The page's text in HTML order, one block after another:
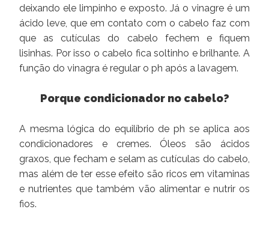
deixando ele limpinho e exposto. Já o vinagre é um
ácido leve, que em contato com o cabelo faz com
que as cutículas do cabelo fechem e fiquem
lisinhas. Por isso o cabelo fica soltinho e brilhante. A
função do vinagra é regular o ph após a lavagem.
Porque condicionador no cabelo?
A mesma lógica do equilíbrio de ph se aplica aos
condicionadores e cremes. Óleos são ácidos
graxos, que fecham e selam as cutículas do cabelo,
mas além de ter esse efeito são ricos em vitaminas
e nutrientes que também vão alimentar e nutrir os
fios.